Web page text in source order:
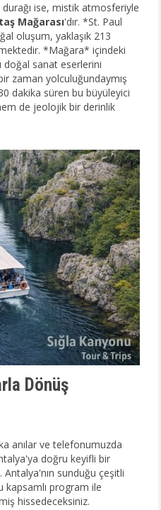
ise, mistik atmosferiyle
Mağarası'dır. *St. Paul
oluşum, yaklaşık 213
*Mağara* içindeki
doğal sanat eserlerini
zaman yolculuğundaymış
dakika süren bu büyüleyici
de jeolojik bir derinlik
Dönüş
anılar ve telefonumuzda
doğru keyifli bir
sunduğu çeşitli
kapsamlı program ile
hissedeceksiniz.